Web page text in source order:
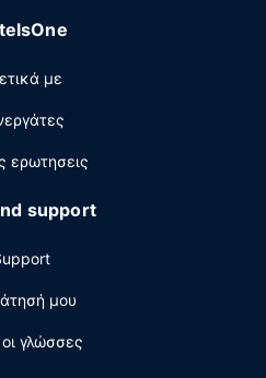
lounge. Με επιπλέον
ένα επιχειρηματικό
στο λόμπι. Θέλετε να
σε αυτήν την πόλη
και περιλαμβάνει ένα
συνεδριάσεων. Με
(διαθέσιμο 24 ώρες το
με
ερωτησεις
support
μου
γλώσσες